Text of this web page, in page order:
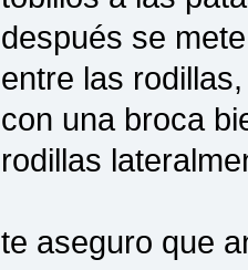
después se
entre las
con una broca
rodillas
te aseguro que